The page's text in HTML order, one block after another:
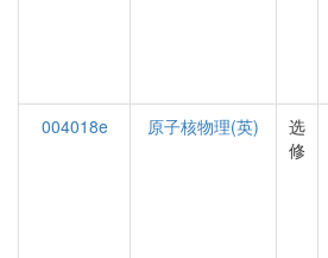
004018e
原子核物理(英)
选
修